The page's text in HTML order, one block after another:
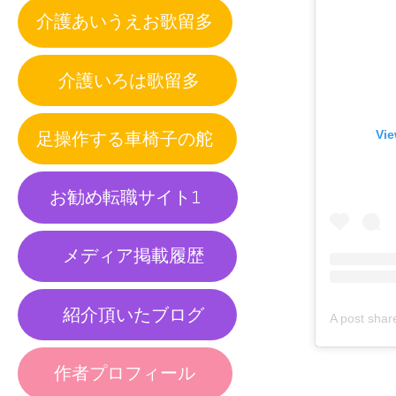
介護あいうえお歌留多
介護いろは歌留多
足操作する車椅子の舵
お勧め転職サイト1
メディア掲載履歴
紹介頂いたブログ
作者プロフィール